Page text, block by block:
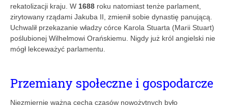
rekatolizacji kraju. W 1688 roku natomiast tenże parlament,
zirytowany rządami Jakuba II, zmienił sobie dynastię panującą.
Uchwalił przekazanie władzy córce Karola Stuarta (Marii Stuart)
poślubionej Wilhelmowi Orańskiemu. Nigdy już król angielski nie
mógł lekceważyć parlamentu.
Przemiany społeczne i gospodarcze
Niezmiernie ważną cechą czasów nowożytnych było